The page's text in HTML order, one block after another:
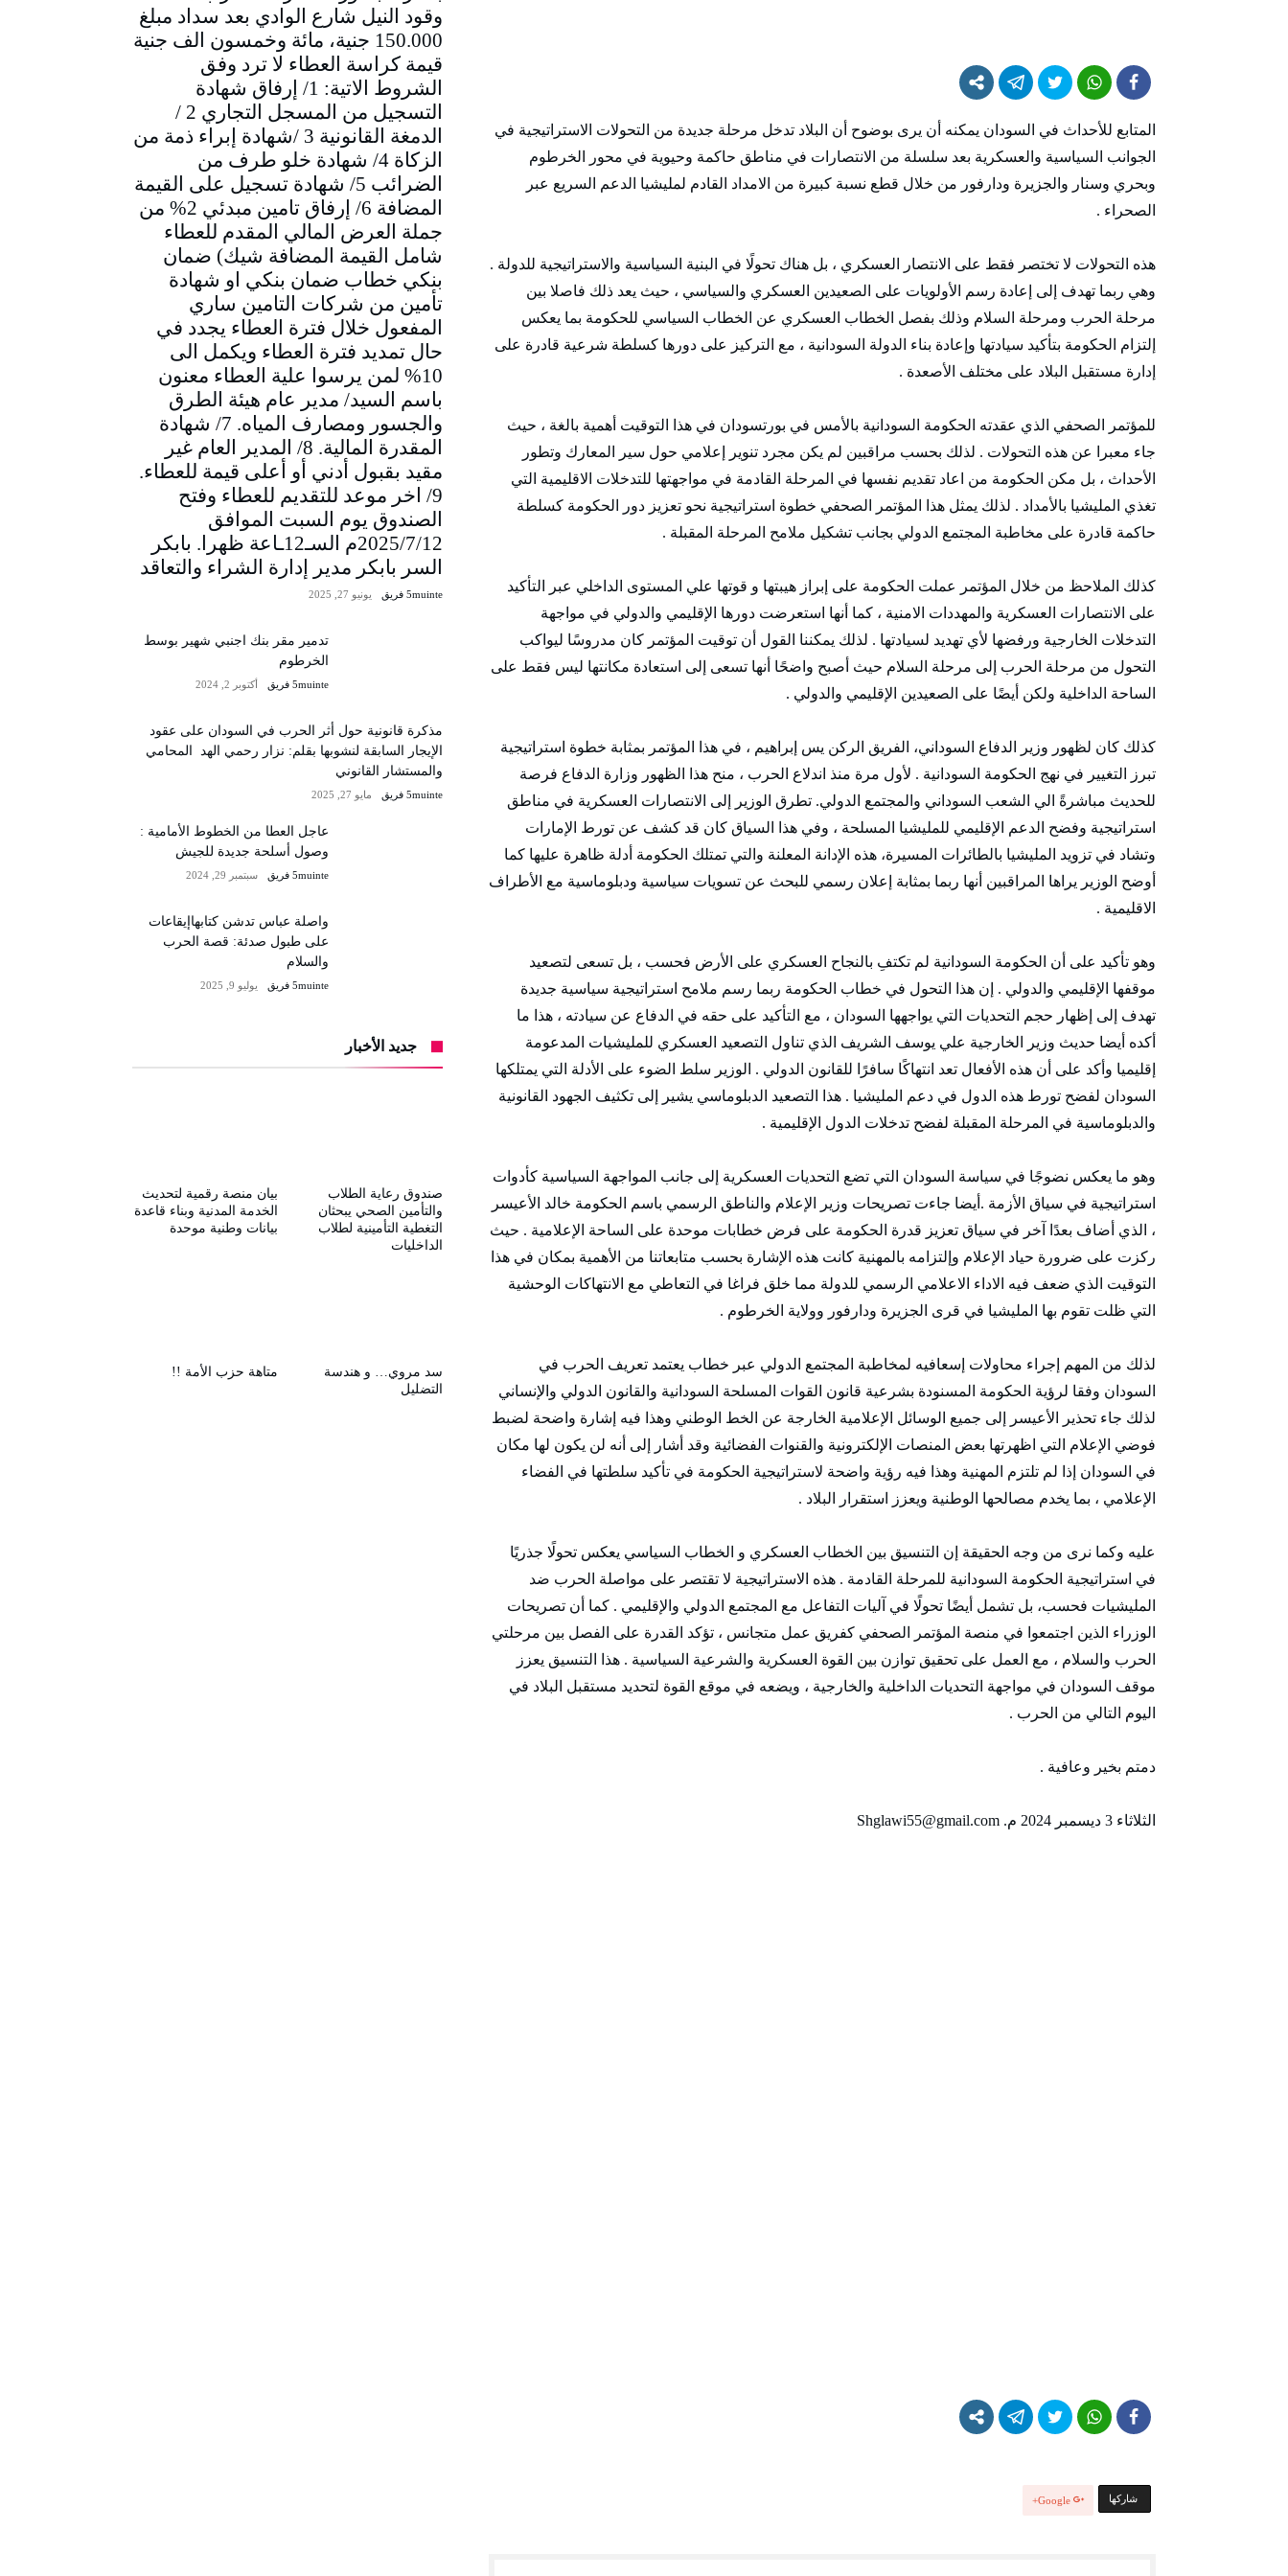
المتابع للأحداث في السودان يمكنه أن يرى بوضوح أن البلاد تدخل مرحلة جديدة من التحولات الاستراتيجية في
الجوانب السياسية والعسكرية بعد سلسلة من الانتصارات في مناطق حاكمة وحيوية في محور الخرطوم
وبحري وسنار والجزيرة ودارفور من خلال قطع نسبة كبيرة من الامداد القادم لمليشيا الدعم السريع عبر
الصحراء .
هذه التحولات لا تختصر فقط على الانتصار العسكري ، بل هناك تحولًا في البنية السياسية والاستراتيجية للدولة .
وهي ربما تهدف إلى إعادة رسم الأولويات على الصعيدين العسكري والسياسي ، حيث يعد ذلك فاصلا بين
مرحلة الحرب ومرحلة السلام وذلك بفصل الخطاب العسكري عن الخطاب السياسي للحكومة بما يعكس
إلتزام الحكومة بتأكيد سيادتها وإعادة بناء الدولة السودانية ، مع التركيز على دورها كسلطة شرعية قادرة على
إدارة مستقبل البلاد على مختلف الأصعدة .
للمؤتمر الصحفي الذي عقدته الحكومة السودانية بالأمس في بورتسودان في هذا التوقيت أهمية بالغة ، حيث
جاء معبرا عن هذه التحولات . لذلك بحسب مراقبين لم يكن مجرد تنوير إعلامي حول سير المعارك وتطور
الأحداث ، بل مكن الحكومة من اعاد تقديم نفسها في المرحلة القادمة في مواجهتها للتدخلات الاقليمية التي
تغذي المليشيا بالأمداد . لذلك يمثل هذا المؤتمر الصحفي خطوة استراتيجية نحو تعزيز دور الحكومة كسلطة
حاكمة قادرة على مخاطبة المجتمع الدولي بجانب تشكيل ملامح المرحلة المقبلة .
كذلك الملاحظ من خلال المؤتمر عملت الحكومة على إبراز هيبتها و قوتها علي المستوى الداخلي عبر التأكيد
على الانتصارات العسكرية والمهددات الامنية ، كما أنها استعرضت دورها الإقليمي والدولي في مواجهة
التدخلات الخارجية ورفضها لأي تهديد لسيادتها . لذلك يمكننا القول أن توقيت المؤتمر كان مدروسًا ليواكب
التحول من مرحلة الحرب إلى مرحلة السلام حيث أصبح واضحًا أنها تسعى إلى استعادة مكانتها ليس فقط على
الساحة الداخلية ولكن أيضًا على الصعيدين الإقليمي والدولي .
كذلك كان لظهور وزير الدفاع السوداني، الفريق الركن يس إبراهيم ، في هذا المؤتمر بمثابة خطوة استراتيجية
تبرز التغيير في نهج الحكومة السودانية . لأول مرة منذ اندلاع الحرب ، منح هذا الظهور وزارة الدفاع فرصة
للحديث مباشرةً الي الشعب السوداني والمجتمع الدولي. تطرق الوزير إلى الانتصارات العسكرية في مناطق
استراتيجية وفضح الدعم الإقليمي للمليشيا المسلحة ، وفي هذا السياق كان قد كشف عن تورط الإمارات
وتشاد في تزويد المليشيا بالطائرات المسيرة، هذه الإدانة المعلنة والتي تمتلك الحكومة أدلة ظاهرة عليها كما
أوضح الوزير يراها المراقبين أنها ربما بمثابة إعلان رسمي للبحث عن تسويات سياسية ودبلوماسية مع الأطراف
الاقليمية .
وهو تأكيد على أن الحكومة السودانية لم تكتفِ بالنجاح العسكري على الأرض فحسب ، بل تسعى لتصعيد
موقفها الإقليمي والدولي . إن هذا التحول في خطاب الحكومة ربما رسم ملامح استراتيجية سياسية جديدة
تهدف إلى إظهار حجم التحديات التي يواجهها السودان ، مع التأكيد على حقه في الدفاع عن سيادته ، هذا ما
أكده أيضا حديث وزير الخارجية علي يوسف الشريف الذي تناول التصعيد العسكري للمليشيات المدعومة
إقليميا وأكد على أن هذه الأفعال تعد انتهاكًا سافرًا للقانون الدولي . الوزير سلط الضوء على الأدلة التي يمتلكها
السودان لفضح تورط هذه الدول في دعم المليشيا . هذا التصعيد الدبلوماسي يشير إلى تكثيف الجهود القانونية
والدبلوماسية في المرحلة المقبلة لفضح تدخلات الدول الإقليمية .
وهو ما يعكس نضوجًا في سياسة السودان التي تضع التحديات العسكرية إلى جانب المواجهة السياسية كأدوات
استراتيجية في سياق الأزمة .أيضا جاءت تصريحات وزير الإعلام والناطق الرسمي باسم الحكومة خالد الأعيسر
، الذي أضاف بعدًا آخر في سياق تعزيز قدرة الحكومة على فرض خطابات موحدة على الساحة الإعلامية . حيث
ركزت على ضرورة حياد الإعلام وإلتزامه بالمهنية كانت هذه الإشارة بحسب متابعاتنا من الأهمية بمكان في هذا
التوقيت الذي ضعف فيه الاداء الاعلامي الرسمي للدولة مما خلق فراغا في التعاطي مع الانتهاكات الوحشية
التي ظلت تقوم بها المليشيا في قرى الجزيرة ودارفور وولاية الخرطوم .
لذلك من المهم إجراء محاولات إسعافيه لمخاطبة المجتمع الدولي عبر خطاب يعتمد تعريف الحرب في
السودان وفقا لرؤية الحكومة المسنودة بشرعية قانون القوات المسلحة السودانية والقانون الدولي والإنساني
لذلك جاء تحذير الأعيسر إلى جميع الوسائل الإعلامية الخارجة عن الخط الوطني وهذا فيه إشارة واضحة لضبط
فوضي الإعلام التي اظهرتها بعض المنصات الإلكترونية والقنوات الفضائية وقد أشار إلى أنه لن يكون لها مكان
في السودان إذا لم تلتزم المهنية وهذا فيه رؤية واضحة لاستراتيجية الحكومة في تأكيد سلطتها في الفضاء
الإعلامي ، بما يخدم مصالحها الوطنية ويعزز استقرار البلاد .
عليه وكما نرى من وجه الحقيقة إن التنسيق بين الخطاب العسكري و الخطاب السياسي يعكس تحولًا جذريًا
في استراتيجية الحكومة السودانية للمرحلة القادمة . هذه الاستراتيجية لا تقتصر على مواصلة الحرب ضد
المليشيات فحسب، بل تشمل أيضًا تحولًا في آليات التفاعل مع المجتمع الدولي والإقليمي . كما أن تصريحات
الوزراء الذين اجتمعوا في منصة المؤتمر الصحفي كفريق عمل متجانس ، تؤكد القدرة على الفصل بين مرحلتي
الحرب والسلام ، مع العمل على تحقيق توازن بين القوة العسكرية والشرعية السياسية . هذا التنسيق يعزز
موقف السودان في مواجهة التحديات الداخلية والخارجية ، ويضعه في موقع القوة لتحديد مستقبل البلاد في
اليوم التالي من الحرب .
دمتم بخير وعافية .
الثلاثاء 3 ديسمبر 2024 م. Shglawi55@gmail.com
‫‫ شاركها‬ Google+
وقود النيل شارع الوادي بعد سداد مبلغ
150.000 جنية، مائة وخمسون الف جنية
قيمة كراسة العطاء لا ترد وفق
الشروط الاتية: 1/ إرفاق شهادة
التسجيل من المسجل التجاري 2 /
الدمغة القانونية 3 /شهادة إبراء ذمة من
الزكاة 4/ شهادة خلو طرف من
الضرائب 5/ شهادة تسجيل على القيمة
المضافة 6/ إرفاق تامين مبدئي 2% من
جملة العرض المالي المقدم للعطاء
شامل القيمة المضافة شيك) ضمان
بنكي خطاب ضمان بنكي او شهادة
تأمين من شركات التامين ساري
المفعول خلال فترة العطاء يجدد في
حال تمديد فترة العطاء ويكمل الى
10% لمن يرسوا علية العطاء معنون
باسم السيد/ مدير عام هيئة الطرق
والجسور ومصارف المياه. 7/ شهادة
المقدرة المالية. 8/ المدير العام غير
مقيد بقبول أدني أو أعلى قيمة للعطاء.
9/ اخر موعد للتقديم للعطاء وفتح
الصندوق يوم السبت الموافق
2025/7/12م السـ12ـاعة ظهرا. بابكر
السر بابكر مدير إدارة الشراء والتعاقد
5muinte فريق يونيو 27, 2025
تدمير مقر بنك اجنبي شهير بوسط
الخرطوم
5muinte فريق أكتوبر 2, 2024
مذكرة قانونية حول أثر الحرب في السودان على عقود
الإيجار السابقة لنشوبها بقلم: نزار رحمي الهد المحامي
والمستشار القانوني
5muinte فريق مايو 27, 2025
عاجل العطا من الخطوط الأمامية :
وصول أسلحة جديدة للجيش
5muinte فريق سبتمبر 29, 2024
واصلة عباس تدشن كتابهاإيقاعات
على طبول صدئة: قصة الحرب
والسلام
5muinte فريق يوليو 9, 2025
جديد الأخبار
بيان منصة رقمية لتحديث
الخدمة المدنية وبناء قاعدة
بيانات وطنية موحدة
صندوق رعاية الطلاب
والتأمين الصحي يبحثان
التغطية التأمينية لطلاب
الداخليات
متاهة حزب الأمة !!
سد مروي… و هندسة
التضليل